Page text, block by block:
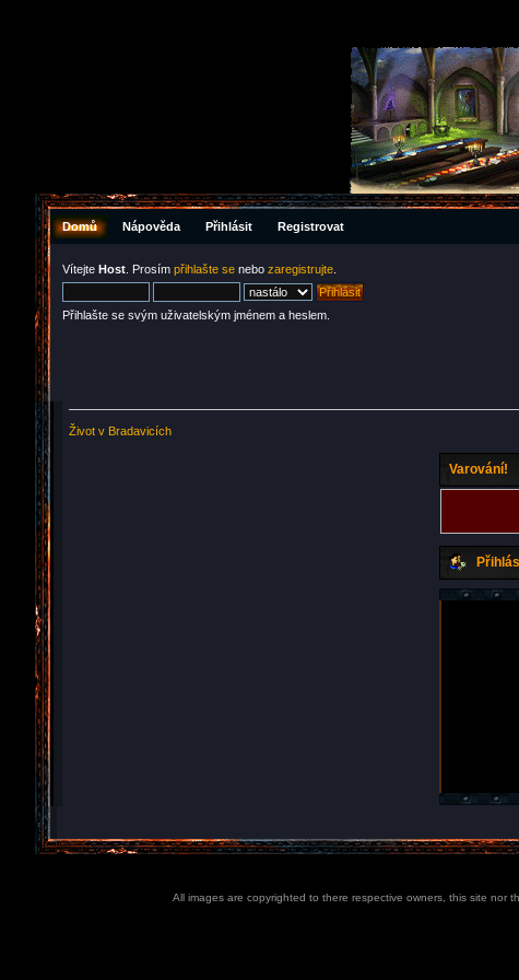
Domů Nápověda Přihlásit Registrovat
Vítejte Host . Prosím přihlašte se nebo zaregistrujte
Přihlašte se svým uživatelským jménem a heslem.
Život v Bradavicích
Varování!
All images are copyrighted to there respective owners, this site nor